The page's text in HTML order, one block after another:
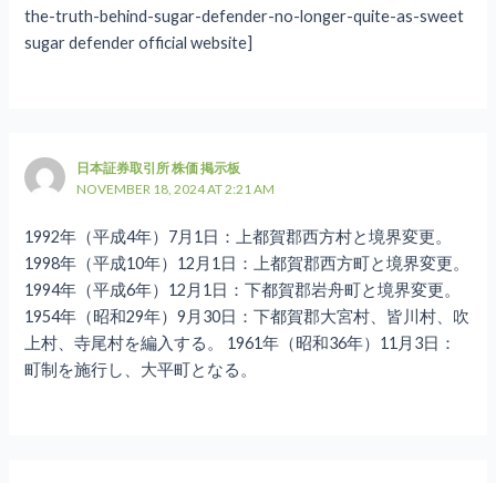
the-truth-behind-sugar-defender-no-longer-quite-as-sweet
sugar defender official website]
日本証券取引所 株価 掲示板
NOVEMBER 18, 2024 AT 2:21 AM
1992年（平成4年）7月1日：上都賀郡西方村と境界変更。
1998年（平成10年）12月1日：上都賀郡西方町と境界変更。
1994年（平成6年）12月1日：下都賀郡岩舟町と境界変更。
1954年（昭和29年）9月30日：下都賀郡大宮村、皆川村、吹
上村、寺尾村を編入する。 1961年（昭和36年）11月3日：
町制を施行し、大平町となる。